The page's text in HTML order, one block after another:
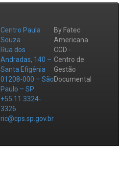
Centro Paula
Souza
Rua dos
Andradas, 140 –
Santa Efigênia
01208-000 – São
Paulo – SP
+55 11 3324-
3326
ric@cps.sp.gov.br
By Fatec
Americana
CGD -
Centro de
Gestão
Documental